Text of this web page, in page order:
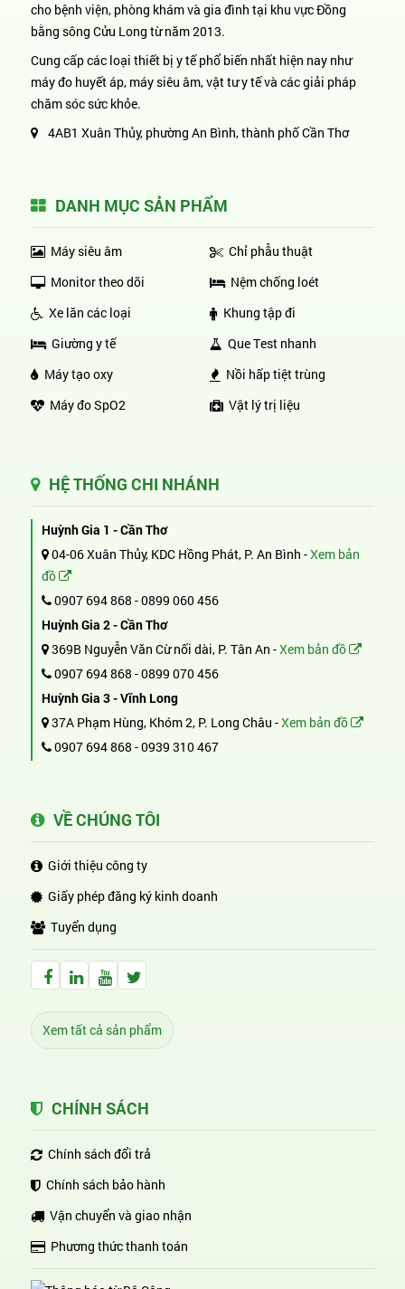
cho bệnh viện, phòng khám và gia đình tại khu vực Đồng
bằng sông Cửu Long từ năm 2013.
Cung cấp các loại thiết bị y tế phổ biến nhất hiện nay như
máy đo huyết áp, máy siêu âm, vật tư y tế và các giải pháp
chăm sóc sức khỏe.
4AB1 Xuân Thủy, phường An Bình, thành phố Cần Thơ
DANH MỤC SẢN PHẨM
Máy siêu âm
Monitor theo dõi
Xe lăn các loại
Giường y tế
Máy tạo oxy
Máy đo SpO2
Chỉ phẫu thuật
Nệm chống loét
Khung tập đi
Que Test nhanh
Nồi hấp tiệt trùng
Vật lý trị liệu
HỆ THỐNG CHI NHÁNH
Huỳnh Gia 1 - Cần Thơ
04-06 Xuân Thủy, KDC Hồng Phát, P. An Bình -Xem bản
đồ
0907 694 868 -0899 060 456
Huỳnh Gia 2 - Cần Thơ
369B Nguyễn Văn Cừ nối dài, P. Tân An -Xem bản đồ
0907 694 868 -0899 070 456
Huỳnh Gia 3 - Vĩnh Long
37A Phạm Hùng, Khóm 2, P. Long Châu -Xem bản đồ
0907 694 868 -0939 310 467
VỀ CHÚNG TÔI
Giới thiệu công ty
Giấy phép đăng ký kinh doanh
Tuyển dụng
Facebook Huỳnh Gia Alpha
LinkedIn Huỳnh Gia Alpha
YouTube Huỳnh Gia Alpha
Twitter Huỳnh Gia Alpha
Xem tất cả sản phẩm
CHÍNH SÁCH
Chính sách đổi trả
Chính sách bảo hành
Vận chuyển và giao nhận
Phương thức thanh toán